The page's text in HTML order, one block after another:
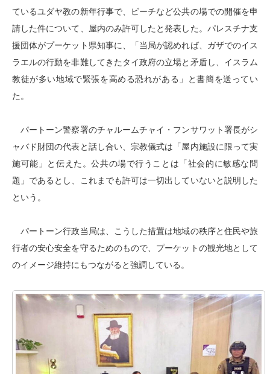
ているユダヤ教の新年行事で、ビーチなど公共の場での開催を申
請した件について、屋内のみ許可したと発表した。パレスチナ支
援団体がプーケット県知事に、「当局が認めれば、ガザでのイス
ラエルの行動を非難してきたタイ政府の立場と矛盾し、イスラム
教徒が多い地域で緊張を高める恐れがある」と書簡を送ってい
た。
パートーン警察署のチャルームチャイ・フンサワット署長がシ
ャバド財団の代表と話し合い、宗教儀式は「屋内施設に限って実
施可能」と伝えた。公共の場で行うことは「社会的に敏感な問
題」であるとし、これまでも許可は一切出していないと説明した
という。
パートーン行政当局は、こうした措置は地域の秩序と住民や旅
行者の安心安全を守るためのもので、プーケットの観光地として
のイメージ維持にもつながると強調している。